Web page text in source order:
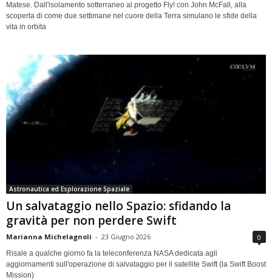
Matese. Dall'isolamento sotterraneo al progetto Fly! con John McFall, alla
scoperta di come due settimane nel cuore della Terra simulano le sfide della
vita in orbita
Astronautica ed Esplorazione Spaziale
Un salvataggio nello Spazio: sfidando la
gravità per non perdere Swift
Marianna Michelagnoli - 23 Giugno 2026 0
Risale a qualche giorno fa la teleconferenza NASA dedicata agli
aggiornamenti sull'operazione di salvataggio per il satellite Swift (la Swift Boost
Mission)